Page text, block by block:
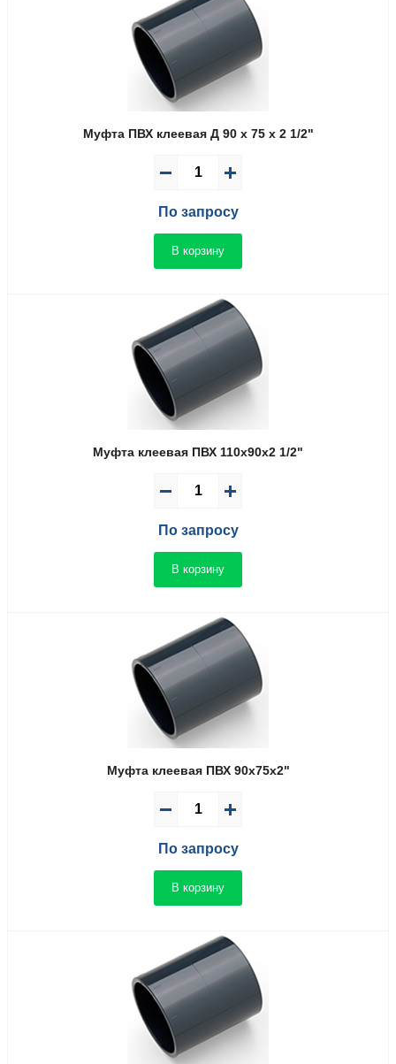
Муфта ПВХ клеевая Д 90 x 75 x 2 1/2"
По запросу
В корзину
Муфта клеевая ПВХ 110x90x2 1/2"
По запросу
В корзину
Муфта клеевая ПВХ 90x75x2"
По запросу
В корзину